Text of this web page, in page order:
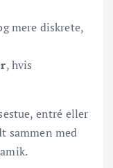
mere diskrete,
, hvis
entré eller
sammen med